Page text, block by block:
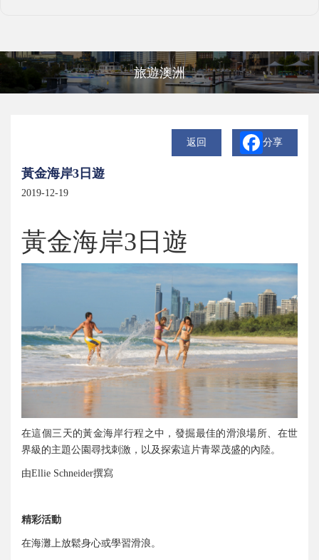
旅遊澳洲
返回 分享
黃金海岸3日遊
2019-12-19
黃金海岸3日遊
在這個三天的黃金海岸行程之中，發掘最佳的滑浪場所、在世
界級的主題公園尋找刺激，以及探索這片青翠茂盛的內陸。
由Ellie Schneider撰寫
精彩活動
在海灘上放鬆身心或學習滑浪。